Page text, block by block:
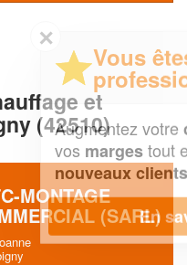
et
(42510)
MONTAGE
(SARL)
un
?
chiffre d'affaireset
en gagnant de
plus